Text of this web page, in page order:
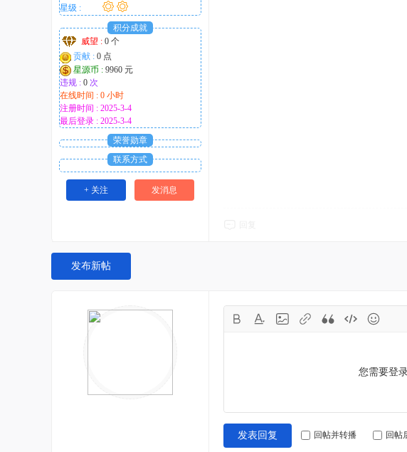
星级 :
积分成就
威望 : 0 个
贡献 : 0 点
星源币 : 9960 元
违规 : 0 次
在线时间 : 0 小时
注册时间 : 2025-3-4
最后登录 : 2025-3-4
荣誉勋章
联系方式
+ 关注 发消息
发布新帖
您需要登
发表回复 回帖并转播 回帖